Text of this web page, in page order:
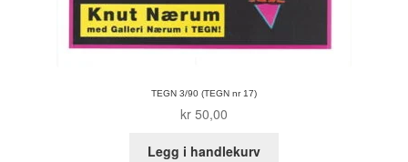
TEGN 3/90 (TEGN nr 17)
kr 50,00
Legg i handlekurv